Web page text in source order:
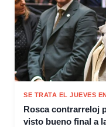
SE TRATA EL JUEVES
Rosca contrarreloj
visto bueno final a